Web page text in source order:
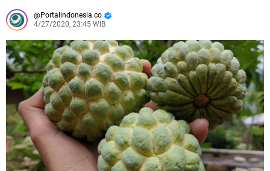
Portalindonesia.co
4/27/2020, 23:45 WIB